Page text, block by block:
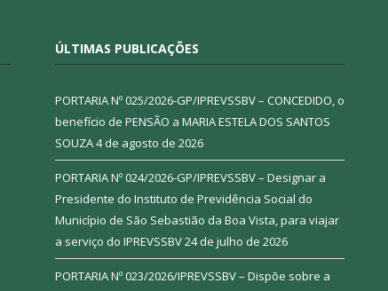
ÚLTIMAS PUBLICAÇÕES
PORTARIA Nº 025/2026-GP/IPREVSSBV – CONCEDIDO, o
benefício de PENSÃO a MARIA ESTELA DOS SANTOS
SOUZA4 de agosto de 2026
PORTARIA Nº 024/2026-GP/IPREVSSBV – Designar a
Presidente do Instituto de Previdência Social do
Município de São Sebastião da Boa Vista, para viajar
a serviço do IPREVSSBV24 de julho de 2026
PORTARIA Nº 023/2026/IPREVSSBV – Dispõe sobre a